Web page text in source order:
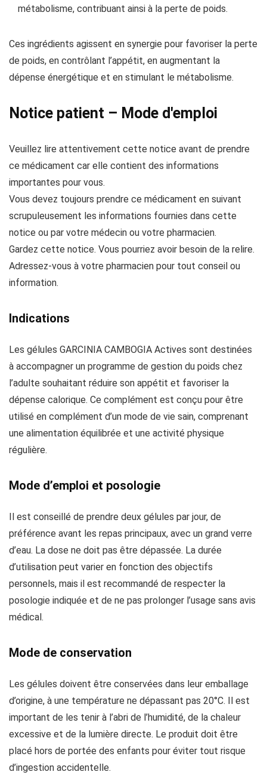
métabolisme, contribuant ainsi à la perte de poids.
Ces ingrédients agissent en synergie pour favoriser la perte
de poids, en contrôlant l’appétit, en augmentant la
dépense énergétique et en stimulant le métabolisme.
Notice patient – Mode d'emploi
Veuillez lire attentivement cette notice avant de prendre
ce médicament car elle contient des informations
importantes pour vous.
Vous devez toujours prendre ce médicament en suivant
scrupuleusement les informations fournies dans cette
notice ou par votre médecin ou votre pharmacien.
Gardez cette notice. Vous pourriez avoir besoin de la relire.
Adressez-vous à votre pharmacien pour tout conseil ou
information.
Indications
Les gélules GARCINIA CAMBOGIA Actives sont destinées
à accompagner un programme de gestion du poids chez
l’adulte souhaitant réduire son appétit et favoriser la
dépense calorique. Ce complément est conçu pour être
utilisé en complément d’un mode de vie sain, comprenant
une alimentation équilibrée et une activité physique
régulière.
Mode d’emploi et posologie
Il est conseillé de prendre deux gélules par jour, de
préférence avant les repas principaux, avec un grand verre
d’eau. La dose ne doit pas être dépassée. La durée
d’utilisation peut varier en fonction des objectifs
personnels, mais il est recommandé de respecter la
posologie indiquée et de ne pas prolonger l’usage sans avis
médical.
Mode de conservation
Les gélules doivent être conservées dans leur emballage
d’origine, à une température ne dépassant pas 20°C. Il est
important de les tenir à l’abri de l’humidité, de la chaleur
excessive et de la lumière directe. Le produit doit être
placé hors de portée des enfants pour éviter tout risque
d’ingestion accidentelle.